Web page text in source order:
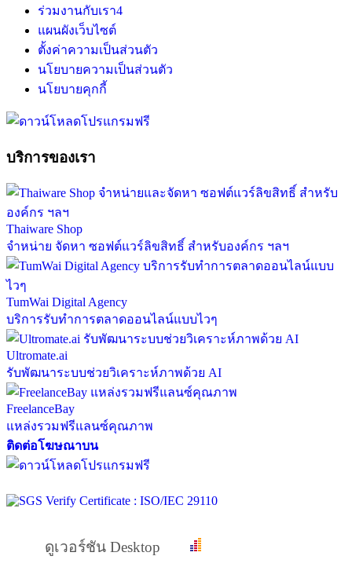
ร่วมงานกับเรา4
แผนผังเว็บไซต์
ตั้งค่าความเป็นส่วนตัว
นโยบายความเป็นส่วนตัว
นโยบายคุกกี้
บริการของเรา
Thaiware Shop
จำหน่าย จัดหา ซอฟต์แวร์ลิขสิทธิ์ สำหรับองค์กร ฯลฯ
TumWai Digital Agency
บริการรับทำการตลาดออนไลน์แบบไวๆ
Ultromate.ai
รับพัฒนาระบบช่วยวิเคราะห์ภาพด้วย AI
FreelanceBay
แหล่งรวมฟรีแลนซ์คุณภาพ
ติดต่อโฆษณาบน
ดูเวอร์ชัน Desktop